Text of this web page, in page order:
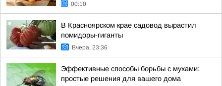
00:10
В Красноярском крае садовод вырастил
помидоры-гиганты
Вчера, 23:36
Эффективные способы борьбы с мухами:
простые решения для вашего дома